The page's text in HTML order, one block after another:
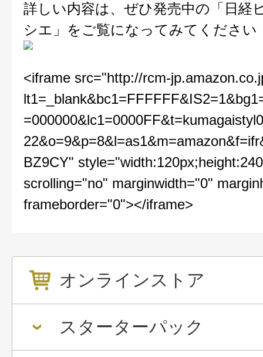
オンラインストア
スターターパック
詳しい内容は、ぜひ発売中の「日経
シエ」をご覧になってみてください
<iframe src="http://rcm-
BZ9CY"
scrolling="no" marginwidth="0"
frameborder="0"></iframe>